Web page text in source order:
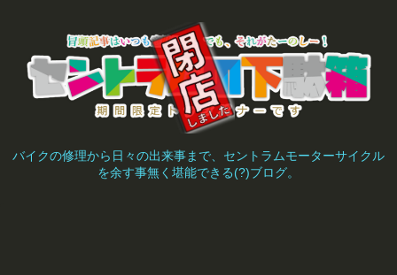
バイクの修理から日々の出来事まで、セントラムモーターサイクル
を余す事無く堪能できる(?)ブログ。